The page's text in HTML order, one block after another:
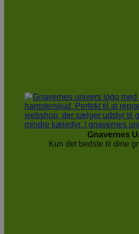
Gnavernes
Kun det bedste til dine